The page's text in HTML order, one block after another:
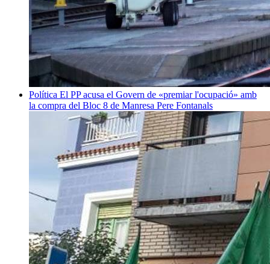
Política El PP acusa el Govern de «premiar l'ocupació» amb
la compra del Bloc 8 de Manresa Pere Fontanals